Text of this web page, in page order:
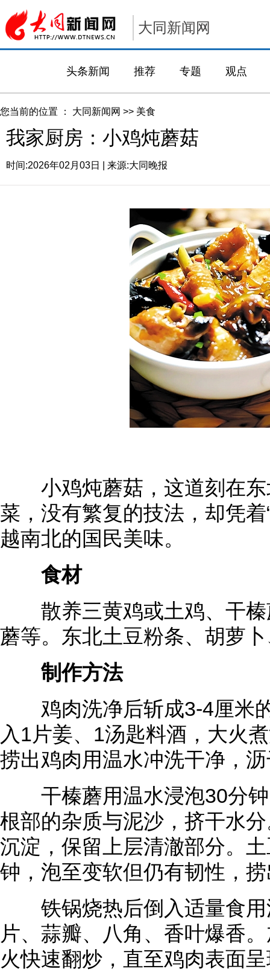
大同新闻网
头条新闻 推荐 专题 观点
您当前的位置 ： 大同新闻网 >> 美食
我家厨房：小鸡炖蘑菇
时间:2026年02月03日 | 来源:大同晚报
小鸡炖蘑菇，这道刻在东
菜，没有繁复的技法，却凭着
越南北的国民美味。
食材
散养三黄鸡或土鸡、干榛
蘑等。东北土豆粉条、胡萝
制作方法
鸡肉洗净后斩成3-4厘米
入1片姜、1汤匙料酒，大火
捞出鸡肉用温水冲洗干净，
干榛蘑用温水浸泡30分钟
根部的杂质与泥沙，挤干水
沉淀，保留上层清澈部分。
钟，泡至变软但仍有韧性，
铁锅烧热后倒入适量食用
片、蒜瓣、八角、香叶爆香
火快速翻炒，直至鸡肉表面